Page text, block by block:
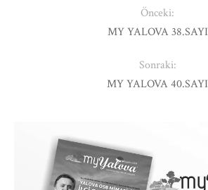
Önceki:
MY YALOVA 38.SAYI
Sonraki:
MY YALOVA 40.SAYI